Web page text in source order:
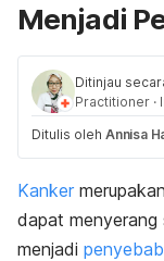
Menjadi
Ditinjau
Practitioner ·
Ditulis oleh Annisa
Kanker
dapat
menjadi